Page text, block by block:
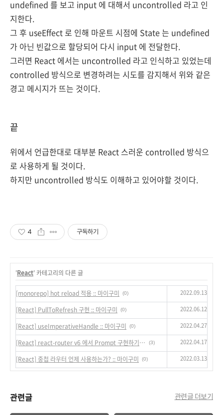
undefined 를 보고 input 에 대해서 uncontrolled 라고 인
지한다.
그 후 useEffect 로 인해 마운트 시점에 State 는 undefined
가 아닌 빈값으로 할당되어 다시 input 에 전달한다.
그러면 React 에서는 uncontrolled 라고 인식하고 있었는데
controlled 방식으로 변경하려는 시도를 감지해서 위와 같은
경고 메시지가 뜨는 것이다.
끝
위에서 언급한대로 대부분 React 스러운 controlled 방식으
로 사용하게 될 것이다.
하지만 uncontrolled 방식도 이해하고 있어야할 것이다.
4 구독하기
'React' 카테고리의 다른 글
[monorepo] hot reload 적용 :: 마이구미 (0) 2022.09.13
[React] PullToRefresh 구현 :: 마이구미 (0) 2022.06.12
[React] useImperativeHandle :: 마이구미 (0) 2022.04.27
[React] react-router v6 에서 Prompt 구현하기 :: 마이구미 (3) 2022.04.17
[React] 중첩 라우터 언제 사용하는가? :: 마이구미 (0) 2022.03.13
관련글 관련글 더보기